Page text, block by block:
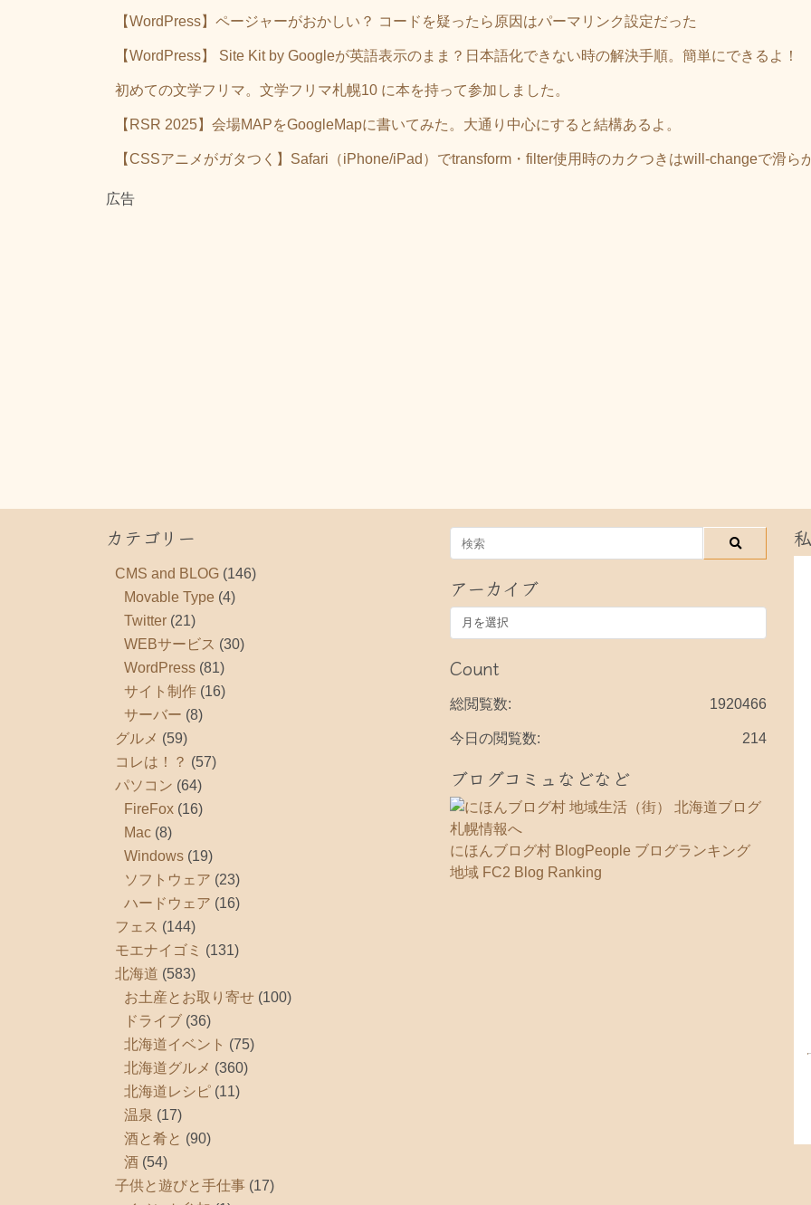
【WordPress】ページャーがおかしい？ コードを疑ったら原因はパーマリンク設定だった
【WordPress】 Site Kit by Googleが英語表示のまま？日本語化できない時の解決手順。簡単にできるよ！
初めての文学フリマ。文学フリマ札幌10 に本を持って参加しました。
【RSR 2025】会場MAPをGoogleMapに書いてみた。大通り中心にすると結構あるよ。
【CSSアニメがガタつく】Safari（iPhone/iPad）でtransform・filter使用時のカクつきはwill-changeで滑ら
広告
カテゴリー
CMS and BLOG (146)
Movable Type (4)
Twitter (21)
WEBサービス (30)
WordPress (81)
サイト制作 (16)
サーバー (8)
グルメ (59)
コレは！？ (57)
パソコン (64)
FireFox (16)
Mac (8)
Windows (19)
ソフトウェア (23)
ハードウェア (16)
フェス (144)
モエナイゴミ (131)
北海道 (583)
お土産とお取り寄せ (100)
ドライブ (36)
北海道イベント (75)
北海道グルメ (360)
北海道レシピ (11)
温泉 (17)
酒と肴と (90)
酒 (54)
子供と遊びと手仕事 (17)
アーカイブ
ー
カ
ブ
Count
1920466
総閲覧数:
214
今日の閲覧数:
ブログコミュなどなど
にほんブログ村 BlogPeople ブログランキング
地域 FC2 Blog Ranking